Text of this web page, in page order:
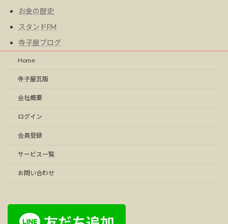
お金の歴史
スタンドFM
寺子屋ブログ
Home
寺子屋瓦版
会社概要
ログイン
会員登録
サービス一覧
お問い合わせ